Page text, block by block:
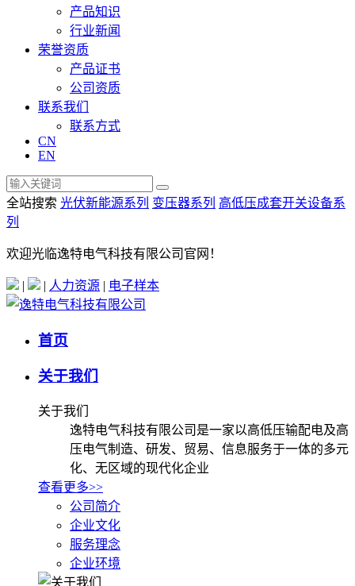
产品知识
行业新闻
荣誉资质
产品证书
公司资质
联系我们
联系方式
CN
EN
全站搜索 光伏新能源系列 变压器系列 高低压成套开关设备系
列
欢迎光临逸特电气科技有限公司官网！
| | 人力资源 | 电子样本
首页
关于我们
关于我们
逸特电气科技有限公司是一家以高低压输配电及高
压电气制造、研发、贸易、信息服务于一体的多元
化、无区域的现代化企业
查看更多>>
公司简介
企业文化
服务理念
企业环境